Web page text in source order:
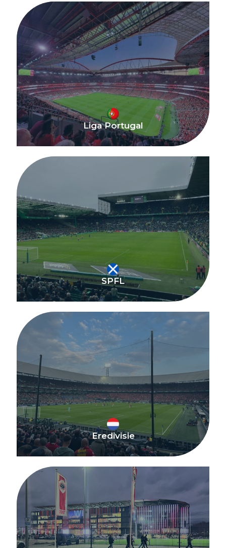
Liga Portugal
SPFL
Eredivisie